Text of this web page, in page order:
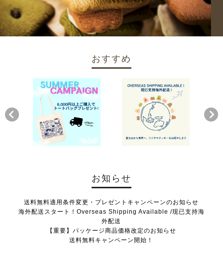
おすすめ
お知らせ
送料無料適用条件変更・プレゼントキャンペーンのお知らせ
海外配送スタート！Overseas Shipping Available /现已支持海
外配送
【重要】パッケージ商品価格改定のお知らせ
送料無料キャンペーン開始！